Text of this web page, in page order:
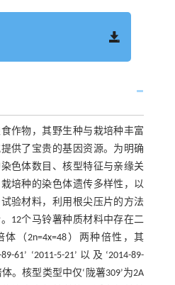
作物，其野生种与栽培种丰富
供了宝贵的基因资源。为明确
色体数目、核型特征与亲缘关
培种的染色体遗传多样性，以
验材料，利用根尖压片的方法
12个马铃薯种质材料中存在二
体（2n=4x=48）两种倍性，其
89-61’ ‘2011-5-21’以及‘2014-89-
。核型类型中仅‘陇薯309’为2A